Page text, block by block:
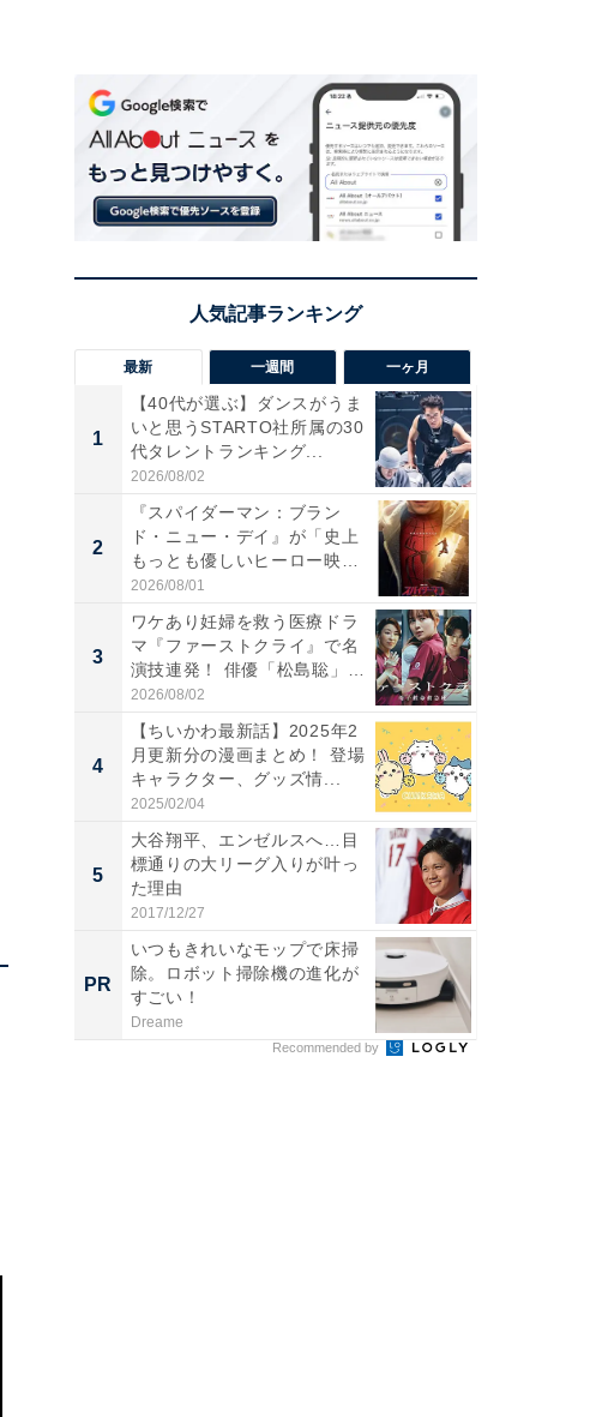
最新 一週間 一ヶ月
1
【40代が選ぶ】ダンスがうま
いと思うSTARTO社所属の30
代タレントランキング...
2026/08/02
2
『スパイダーマン：ブラン
ド・ニュー・デイ』が「史上
もっとも優しいヒーロー映
画」に...
2026/08/01
3
ワケあり妊婦を救う医療ドラ
マ『ファーストクライ』で名
演技連発！ 俳優「松島聡」
の...
2026/08/02
4
【ちいかわ最新話】2025年2
月更新分の漫画まとめ！ 登場
キャラクター、グッズ情...
2025/02/04
5
大谷翔平、エンゼルスへ…目
標通りの大リーグ入りが叶っ
た理由
2017/12/27
PR
いつもきれいなモップで床掃
除。ロボット掃除機の進化が
すごい！
Dreame
Recommended by